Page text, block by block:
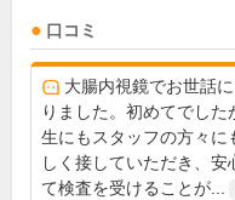
口コミ
大腸内視鏡でお世話
りました。初めてでした
生にもスタッフの方々に
しく接していただき、安
て検査を受けることが...